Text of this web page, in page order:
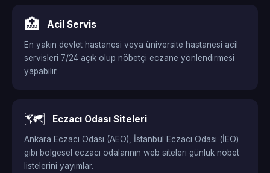
🏥 Acil Servis
En yakın devlet hastanesi veya üniversite hastanesi acil
servisleri 7/24 açık olup nöbetçi eczane yönlendirmesi
yapabilir.
🗺️ Eczacı Odası Siteleri
Ankara Eczacı Odası (AEO), İstanbul Eczacı Odası (İEO)
gibi bölgesel eczacı odalarının web siteleri günlük nöbet
listelerini yayımlar.